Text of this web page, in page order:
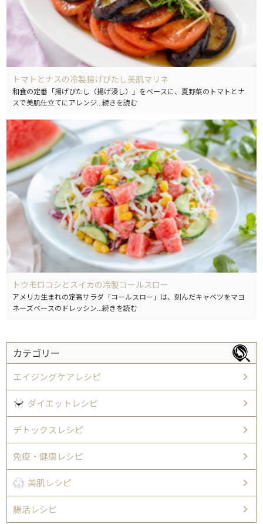
トマトとナスの冷製揚げびたし美肌マリネ
和食の定番「揚げびたし（揚げ浸し）」をベースに、夏野菜のトマトとナ
スで美肌仕立てにアレンジ...続きを読む
トウモロコシとスイカの冷製コールスロー
アメリカ生まれの定番サラダ「コールスロー」は、刻んだキャベツをマヨ
ネーズベースのドレッシン ...続きを読む
カテゴリー
エイジングケアレシピ
ダイエットレシピ
デトックスレシピ
免疫・健康レシピ
美肌レシピ
腸活レシピ